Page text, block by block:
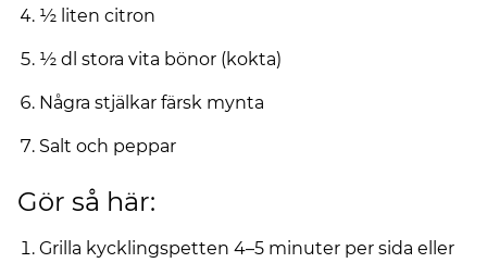
½ liten citron
½ dl stora vita bönor (kokta)
Några stjälkar färsk mynta
Salt och peppar
Gör så här:
Grilla kycklingspetten 4–5 minuter per sida eller